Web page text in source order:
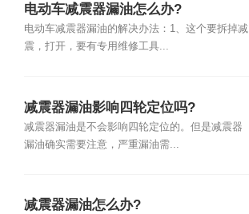
电动车减震器漏油怎么办?
电动车减震器漏油的解决办法：1、这个要拆掉减
震，打开，要有专用维修工具...
减震器漏油影响四轮定位吗?
减震器漏油是不会影响四轮定位的。但是减震器
漏油确实需要注意，严重漏油需...
减震器漏油怎么办?